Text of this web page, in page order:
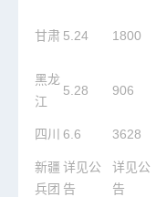
甘肃 5.24 1800
黑龙
江
5.28 906
四川 6.6 3628
新疆
兵团
详见公
告
详见公
告